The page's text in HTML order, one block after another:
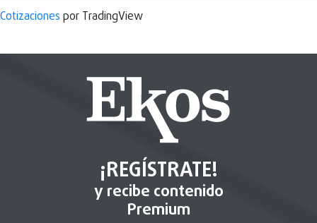
Cotizaciones por TradingView
¡REGÍSTRATE!
y recibe contenido
Premium